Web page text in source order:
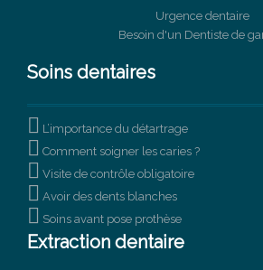
Urgence dentaire
Besoin d'un Dentiste de
Soins dentaires
 L’importance du détartrage
 Comment soigner les caries ?
 Visite de contrôle obligatoire
 Avoir des dents blanches
 Soins avant pose prothèse
Extraction dentaire